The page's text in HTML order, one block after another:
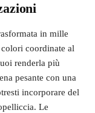
in mille
coordinate al
renderla più
pesante con una
incorporare del
Le